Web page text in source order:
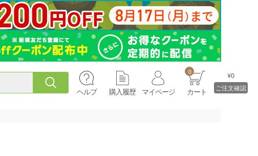
ヘルプ 購入履歴 マイページ
0
カート
¥0
ご注文確認